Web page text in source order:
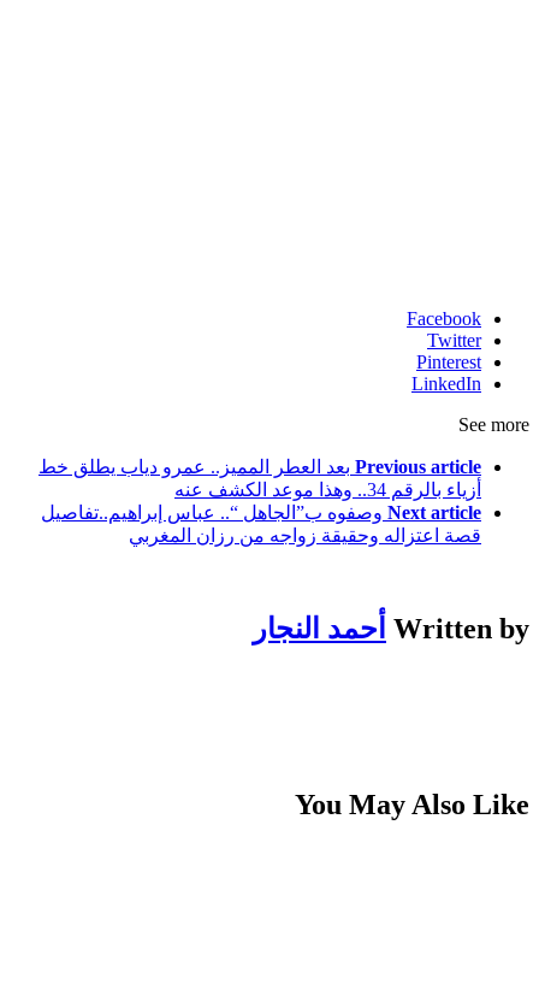
Facebook
Twitter
Pinterest
LinkedIn
See more
Previous article بعد العطر المميز.. عمرو دياب يطلق خط
أزياء بالرقم 34.. وهذا موعد الكشف عنه
Next article وصفوه ب”الجاهل “.. عباس إبراهيم..تفاصيل
قصة اعتزاله وحقيقة زواجه من رزان المغربي
Written by أحمد النجار
You May Also Like